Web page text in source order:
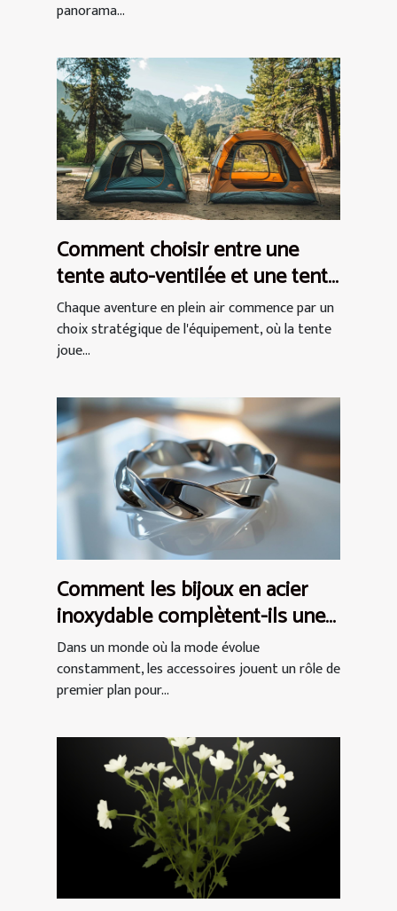
panorama...
Comment choisir entre une
tente auto-ventilée et une tente
à air captif
Chaque aventure en plein air commence par un
choix stratégique de l'équipement, où la tente
joue...
Comment les bijoux en acier
inoxydable complètent-ils une
tenue ?
Dans un monde où la mode évolue
constamment, les accessoires jouent un rôle de
premier plan pour...